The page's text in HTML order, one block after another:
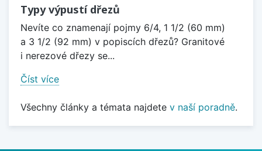
Typy výpustí dřezů
Nevíte co znamenají pojmy 6/4, 1 1/2 (60 mm)
a 3 1/2 (92 mm) v popiscích dřezů? Granitové
i nerezové dřezy se...
Číst více
Všechny články a témata najdete v naší poradně.